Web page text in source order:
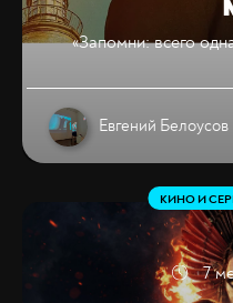
«Запомни: всего
Евгений Белоусов
КИНО И
7